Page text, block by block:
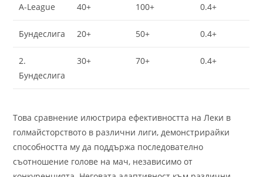
A-League 40+ 100+ 0.4+
Бундеслига 20+ 50+ 0.4+
2.
Бундеслига
30+ 70+ 0.4+
Това сравнение илюстрира ефективността на Леки в
голмайсторството в различни лиги, демонстрирайки
способността му да поддържа последователно
съотношение голове на мач, независимо от